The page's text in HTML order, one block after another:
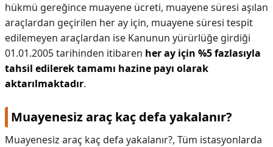
hükmü gereğince muayene ücreti, muayene süresi aşılan
araçlardan geçirilen her ay için, muayene süresi tespit
edilemeyen araçlardan ise Kanunun yürürlüğe girdiği
01.01.2005 tarihinden itibaren her ay için %5 fazlasıyla
tahsil edilerek tamamı hazine payı olarak
aktarılmaktadır.
Muayenesiz araç kaç defa yakalanır?
Muayenesiz araç kaç defa yakalanır?, Tüm istasyonlarda